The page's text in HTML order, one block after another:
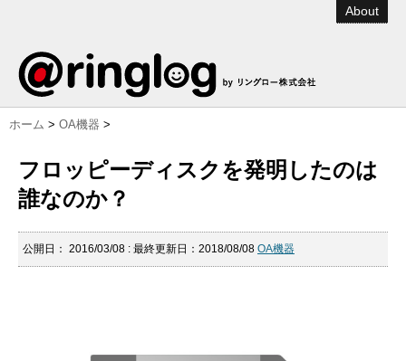
About
ホーム > OA機器 >
フロッピーディスクを発明したのは
誰なのか？
公開日： 2016/03/08 : 最終更新日：2018/08/08 OA機器